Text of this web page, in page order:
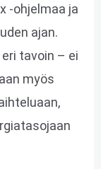
-ohjelmaa ja
ajan.
tavoin – ei
myös